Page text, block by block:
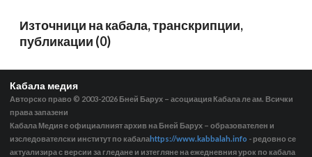
Източници на кабала, транскрипции,
публикации (0)
Кабала медия
Авторско право © 2003-2026 Бней Барух – асоциация Кабала ле ам. Всички
права запазени
Кабала Медия е официалният архив на Бней Барух – образователен и
изследователски институт по кабалаhttps://www.kabbalah.info - редовно се
актуализира с версии за гледане и изтегляне на ежедневния урок по кабала